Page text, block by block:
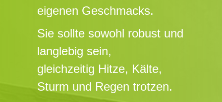
eigenen Geschmacks.
Sie sollte sowohl robust und
langlebig sein,
gleichzeitig Hitze, Kälte,
Sturm und Regen trotzen.